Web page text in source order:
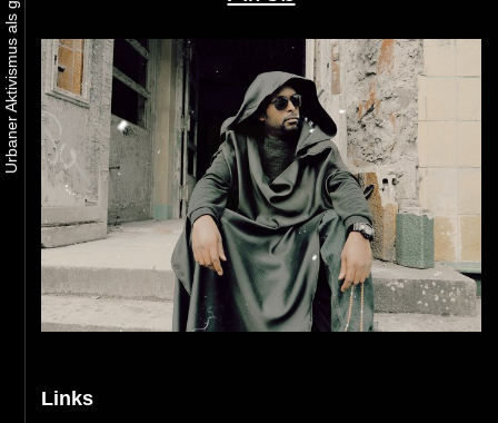
Links